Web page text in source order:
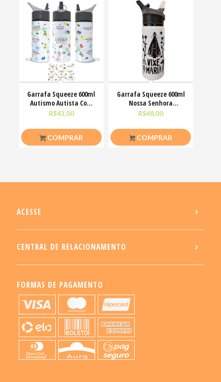
Garrafa Squeeze 600ml
Autismo Autista Com
amor as peças se
R$43,00
COMPRAR
Garrafa Squeeze 600ml
Nossa Senhora
Aparecida Xilogravura
R$48,00
COMPRAR
ACESSE
CENTRAL DE RELACIONAMENTO
FORMAS DE PAGAMENTO